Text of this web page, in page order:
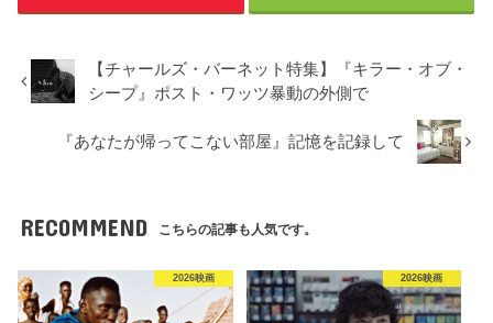
【チャールズ・バーネット特集】『キラー・オブ・
シープ』ポスト・ワッツ暴動の外側で
『あなたが帰ってこない部屋』記憶を記録して
RECOMMEND こちらの記事も人気です。
2026映画 2026映画